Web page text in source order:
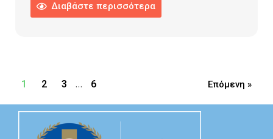
Διαβάστε περισσότερα
1 2 3 … 6 Επόμενη »